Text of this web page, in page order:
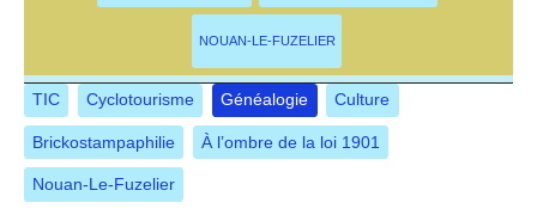
NOUAN-LE-FUZELIER
TIC Cyclotourisme Généalogie Culture
Brickostampaphilie À l’ombre de la loi 1901
Nouan-Le-Fuzelier